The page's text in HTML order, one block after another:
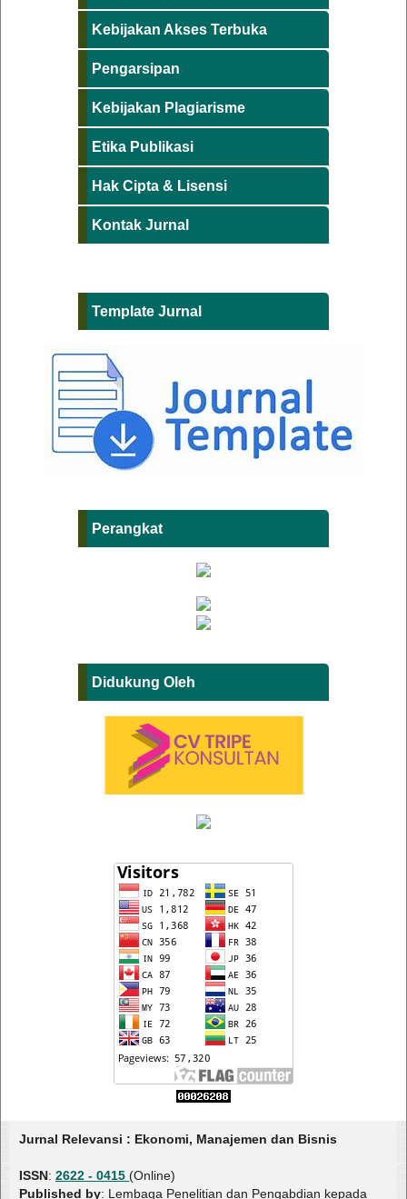
Kebijakan Akses Terbuka
Pengarsipan
Kebijakan Plagiarisme
Etika Publikasi
Hak Cipta & Lisensi
Kontak Jurnal
Template Jurnal
Perangkat
Didukung Oleh
Jurnal Relevansi : Ekonomi, Manajemen dan Bisnis
ISSN: 2622 - 0415 (Online)
Published by: Lembaga Penelitian dan Pengabdian kepada